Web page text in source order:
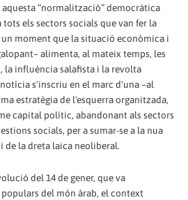
“normalització” democràtica
els sectors socials que van fer la
un moment que la situació econòmica i
alimenta, al mateix temps, les
la influència salafista i la revolta
s'inscriu en el marc d'una –al
estratègia de l'esquerra organitzada,
capital polític, abandonant als sectors
socials, per a sumar-se a la nua
de la dreta laica neoliberal.
del 14 de gener, que va
del món àrab, el context